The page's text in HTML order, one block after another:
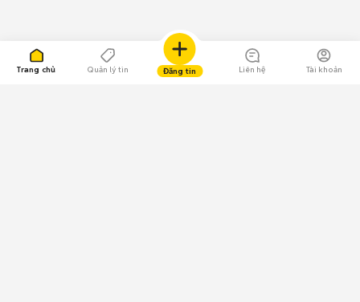
Trang chủ Quản lý tin Đăng tin Liên hệ Tài khoản